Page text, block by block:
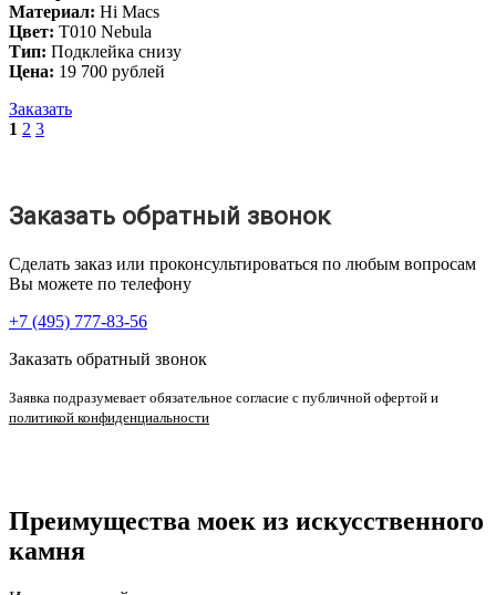
Материал: Hi Macs
Цвет: T010 Nebula
Тип: Подклейка снизу
Цена: 19 700 рублей
Заказать
1 2 3
Заказать обратный звонок
Сделать заказ или проконсультироваться по любым вопросам
Вы можете по телефону
+7 (495) 777-83-56
Заказать обратный звонок
Заявка подразумевает обязательное согласие с публичной офертой и
политикой конфиденциальности
Преимущества моек из искусственного
камня